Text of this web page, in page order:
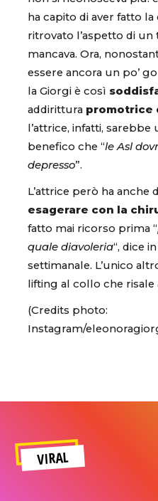
ha capito di aver fatto la
ritrovato l’aspetto di
mancava. Ora,
essere ancora un po’
la Giorgi è così
addirittura promotrice
l’attrice, infatti,
benefico che “le Asl
depresso”.
L’attrice però ha anche
esagerare con la
fatto mai ricorso prima “
quale diavoleria“, dice
settimanale. L’unico
lifting al collo che risale
(Credits photo:
Instagram/
VIRAL